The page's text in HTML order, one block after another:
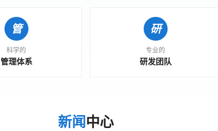
科学的
管理体系
专业的
研发团队
新闻中心